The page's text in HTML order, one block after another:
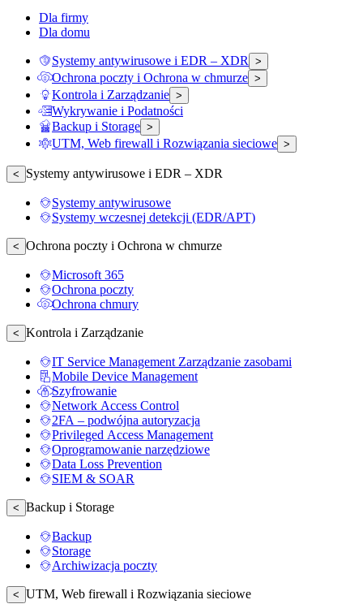
Dla firmy
Dla domu
Systemy antywirusowe i EDR – XDR >
Ochrona poczty i Ochrona w chmurze >
Kontrola i Zarządzanie >
Wykrywanie i Podatności
Backup i Storage >
UTM, Web firewall i Rozwiązania sieciowe >
< Systemy antywirusowe i EDR – XDR
Systemy antywirusowe
Systemy wczesnej detekcji (EDR/APT)
< Ochrona poczty i Ochrona w chmurze
Microsoft 365
Ochrona poczty
Ochrona chmury
< Kontrola i Zarządzanie
IT Service Management Zarządzanie zasobami
Mobile Device Management
Szyfrowanie
Network Access Control
2FA – podwójna autoryzacja
Privileged Access Management
Oprogramowanie narzędziowe
Data Loss Prevention
SIEM & SOAR
< Backup i Storage
Backup
Storage
Archiwizacja poczty
< UTM, Web firewall i Rozwiązania sieciowe